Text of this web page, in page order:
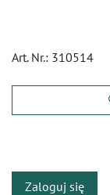
Art. Nr.: 310514
Zaloguj się